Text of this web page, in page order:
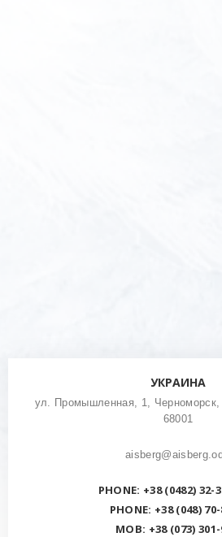
УКРАИНА
ул. Промышленная, 1, Черноморск,
68001
PHONE: +38 (0482) 32-
PHONE: +38 (048)
MOB: +38 (073)